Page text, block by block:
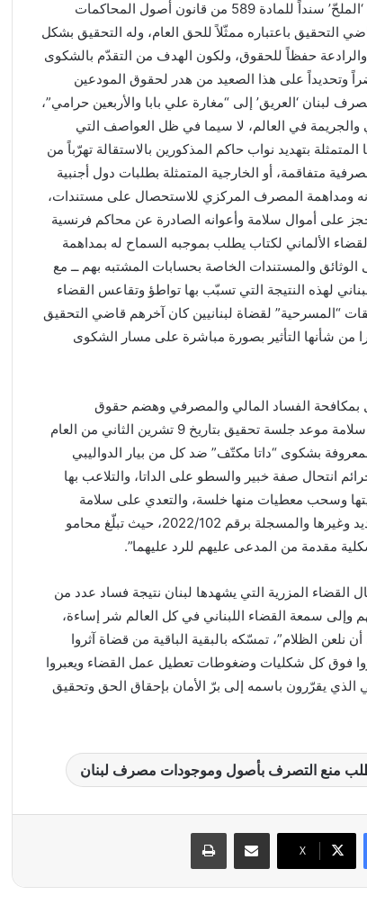
وأشار الى أن “يأتي هذا الطلب ‘الملحّ’ سنداً للمادة 589 من قانون أصول المحاكمات
التحقيق باعتباره ممثّلاً للحق العام، وله التحقيق بشكل
والرادعة حفظاً للحقوق، ولكون الهدف من التقدّم بالشكوى
وتحديداً على هذا الصعيد من هدر لحقوق المودعين
لبنان ‘العريق’ إلى “مغارة علي بابا والأربعين حرامي”،
والجريمة في العالم، لا سيما في ظل العواصف التي
بتهديد نواب حاكم المذكورين بالاستقالة تهرّباً من
متفاقمة، أو الخارجية المتمثلة بطلبات دول أجنبية
ومداهمة المصرف المركزي للاستحصال على مستندات،
على أموال سلامة وأعوانه الصادرة عن محاكم فرنسية
الألماني لكتاب يطلب بموجبه السماح له بمداهمة
والمستندات الخاصة بحسابات المشتبه بهم ــ مع
لهذه النتيجة التي تسبّب بها تواطؤ وتقاعس القضاء
“المسرحية” لقضاة لبنانيين كان آخرهم قاضي التحقيق
من شأنها التأثير بصورة مباشرة على مسار الشكوى
الفساد المالي والمصرفي وهضم حقوق
المودعين أيضاً، عيّنت القاضية سلامة موعد جلسة تحقيق بتاريخ 9 تشرين الثاني من العام
بشكوى “داتا مكتّف” ضد كل من بيار الدواليبي
انتحال صفة خبير والسطو على الداتا، والتلاعب بها
وسحب معطيات منها خلسة، والتعدي على سلامة
البيانات الرقمية والابتزاز والتهديد وغيرها والمسجلة برقم 2022/102، حيث تبلّغ محامو
مقدمة من المدعى عليهم للرد عليهما”.
القضاء المزرية التي يشهدها لبنان نتيجة فساد عدد من
وإلى سمعة القضاء اللبناني في كل العالم شر إساءة،
الظلام”، تمسّكه بالبقية الباقية من قضاة آثروا
فوق كل شكليات وضغوطات تعطيل عمل القضاء ويعبروا
الذي يقرّرون باسمه إلى برّ الأمان بإحقاق الحق وتحقيق
منع التصرف بأصول وموجودات مصرف لبنان
X